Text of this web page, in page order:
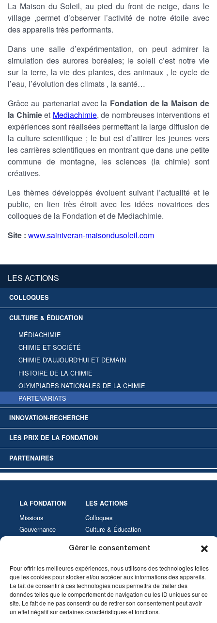
Gérer le consentement
Pour offrir les meilleures expériences, nous utilisons des technologies telles
que les cookies pour stocker et/ou accéder aux informations des appareils.
Le fait de consentir à ces technologies nous permettra de traiter des
données telles que le comportement de navigation ou les ID uniques sur ce
site. Le fait de ne pas consentir ou de retirer son consentement peut avoir
un effet négatif sur certaines caractéristiques et fonctions.
La Maison du Soleil, au pied du front de neige, dans le
village ,permet d’observer l’activité de notre étoile avec
des appareils très performants.
Dans une salle d’expérimentation, on peut admirer la
simulation des aurores boréales; le soleil c’est notre vie
sur la terre, la vie des plantes, des animaux , le cycle de
l’eau, l’évolution des climats , la santé…
Grâce au partenariat avec la Fondation de la Maison de
la Chimieet Mediachimie, de nombreuses interventions et
expériences sont réalisées permettant la large diffusion de
la culture scientifique ; le but est d’attirer les jeunes vers
les carrières scientifiques en montrant que dans une petite
commune de montagne, les sciences (la chimie) sont
créatives.
Les thèmes développés évoluent suivant l’actualité et le
public, en lien très étroit avec les idées novatrices des
colloques de la Fondation et de Mediachimie.
Site : www.saintveran-maisondusoleil.com
LES ACTIONS
COLLOQUES
CULTURE & ÉDUCATION
MÉDIACHIMIE
CHIMIE ET SOCIÉTÉ
CHIMIE D'AUJOURD'HUI ET DEMAIN
HISTOIRE DE LA CHIMIE
OLYMPIADES NATIONALES DE LA CHIMIE
PARTENARIATS
INNOVATION-RECHERCHE
LES PRIX DE LA FONDATION
PARTENAIRES
LA FONDATION
Missions
Gouvernance
LES ACTIONS
Colloques
Culture & Éducation
Les Prix de la Fondation
Partenaires
VIDÉOTHÈQUE AGENDA